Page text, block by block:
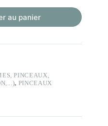
au panier
PINCEAUX,
, PINCEAUX